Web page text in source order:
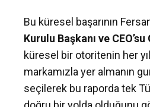
Bu küresel başarının
Kurulu Başkanı ve
küresel bir otoritenin her
markamızla yer almanın
seçilerek bu raporda tek